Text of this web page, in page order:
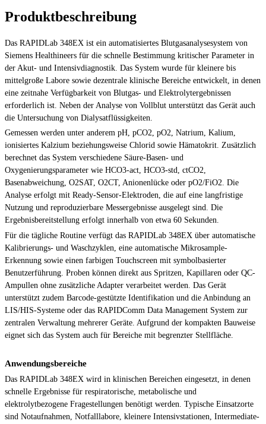
Produktbeschreibung
Das RAPIDLab 348EX ist ein automatisiertes Blutgasanalysesystem von
Siemens Healthineers für die schnelle Bestimmung kritischer Parameter in
der Akut- und Intensivdiagnostik. Das System wurde für kleinere bis
mittelgroße Labore sowie dezentrale klinische Bereiche entwickelt, in denen
eine zeitnahe Verfügbarkeit von Blutgas- und Elektrolytergebnissen
erforderlich ist. Neben der Analyse von Vollblut unterstützt das Gerät auch
die Untersuchung von Dialysatflüssigkeiten.
Gemessen werden unter anderem pH, pCO2, pO2, Natrium, Kalium,
ionisiertes Kalzium beziehungsweise Chlorid sowie Hämatokrit. Zusätzlich
berechnet das System verschiedene Säure-Basen- und
Oxygenierungsparameter wie HCO3-act, HCO3-std, ctCO2,
Basenabweichung, O2SAT, O2CT, Anionenlücke oder pO2/FiO2. Die
Analyse erfolgt mit Ready-Sensor-Elektroden, die auf eine langfristige
Nutzung und reproduzierbare Messergebnisse ausgelegt sind. Die
Ergebnisbereitstellung erfolgt innerhalb von etwa 60 Sekunden.
Für die tägliche Routine verfügt das RAPIDLab 348EX über automatische
Kalibrierungs- und Waschzyklen, eine automatische Mikrosample-
Erkennung sowie einen farbigen Touchscreen mit symbolbasierter
Benutzerführung. Proben können direkt aus Spritzen, Kapillaren oder QC-
Ampullen ohne zusätzliche Adapter verarbeitet werden. Das Gerät
unterstützt zudem Barcode-gestützte Identifikation und die Anbindung an
LIS/HIS-Systeme oder das RAPIDComm Data Management System zur
zentralen Verwaltung mehrerer Geräte. Aufgrund der kompakten Bauweise
eignet sich das System auch für Bereiche mit begrenzter Stellfläche.
Anwendungsbereiche
Das RAPIDLab 348EX wird in klinischen Bereichen eingesetzt, in denen
schnelle Ergebnisse für respiratorische, metabolische und
elektrolytbezogene Fragestellungen benötigt werden. Typische Einsatzorte
sind Notaufnahmen, Notfalllabore, kleinere Intensivstationen, Intermediate-